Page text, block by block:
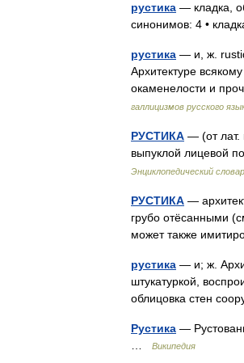
рустика — кладка,
синонимов: 4 •
рустика — и, ж.
Архитектуре
окаменелости и
галлицизмов русского
РУСТИКА — (от лат.
выпуклой лицевой
Энциклопедический
РУСТИКА —
грубо отёсанными
может также
рустика — и; ж.
штукатуркой,
облицовка стен
Рустика —
Википедия